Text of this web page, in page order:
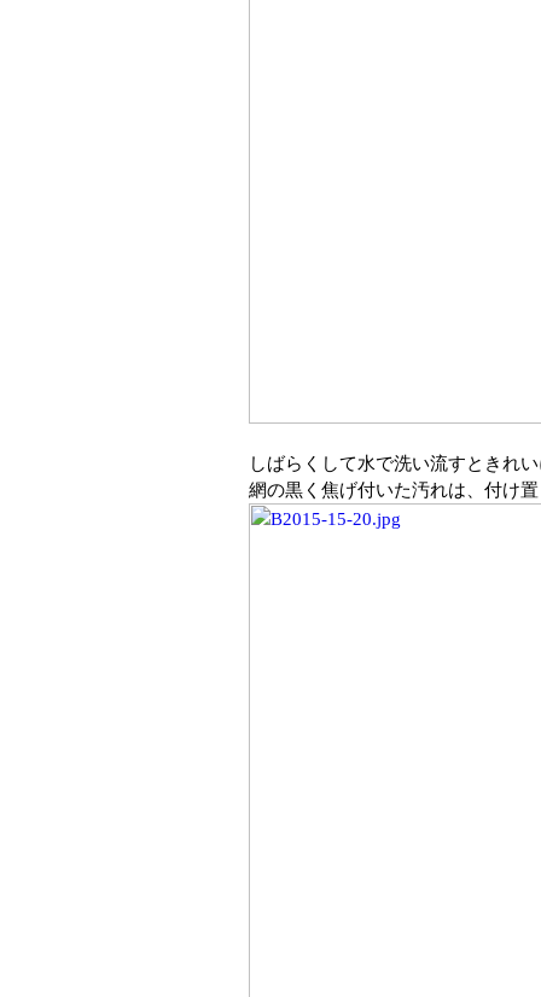
しばらくして水で洗い流すときれ
網の黒く焦げ付いた汚れは、付け